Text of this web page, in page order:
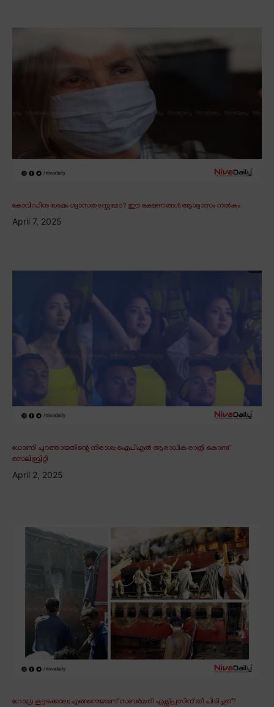
കോവിഡിനു ശേഷം ശ്വാസതടസ്സമോ? ഈ ഭക്ഷണങ്ങൾ ആശ്വാസം നൽകും
April 7, 2025
ധോണി പുറത്തായതിന്റെ നിരാശ; ഐപിഎൽ ആരാധിക രാത്രി കൊണ്ട്
സെലിബ്രിറ്റി
April 2, 2025
ഗോധ്ര കൂട്ടക്കൊല; എങ്ങനെയാണ് സബർമതി എക്സ്പ്രസിന് തീ പിടിച്ചത്?